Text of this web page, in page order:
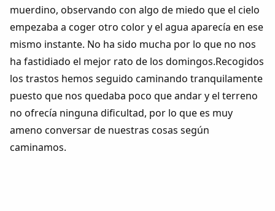
muerdino, observando con algo de miedo que el cielo
empezaba a coger otro color y el agua aparecía en ese
mismo instante. No ha sido mucha por lo que no nos
ha fastidiado el mejor rato de los domingos.Recogidos
los trastos hemos seguido caminando tranquilamente
puesto que nos quedaba poco que andar y el terreno
no ofrecía ninguna dificultad, por lo que es muy
ameno conversar de nuestras cosas según
caminamos.